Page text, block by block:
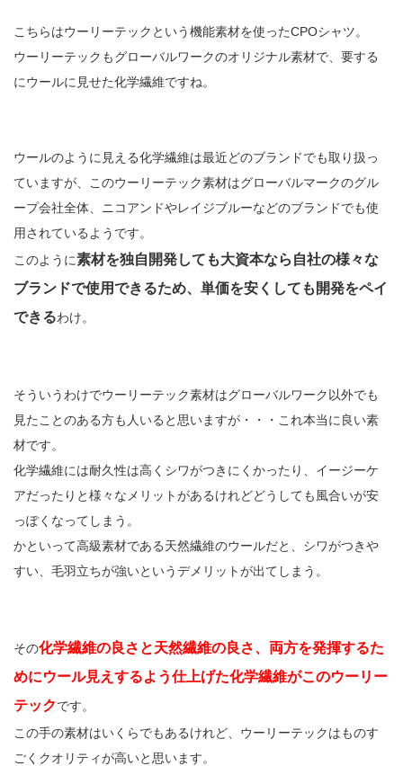
こちらはウーリーテックという機能素材を使ったCPOシャツ。
ウーリーテックもグローバルワークのオリジナル素材で、要する
にウールに見せた化学繊維ですね。
ウールのように見える化学繊維は最近どのブランドでも取り扱っ
ていますが、このウーリーテック素材はグローバルマークのグル
ープ会社全体、ニコアンドやレイジブルーなどのブランドでも使
用されているようです。
このように素材を独自開発しても大資本なら自社の様々な
ブランドで使用できるため、単価を安くしても開発をペイ
できるわけ。
そういうわけでウーリーテック素材はグローバルワーク以外でも
見たことのある方も人いると思いますが・・・これ本当に良い素
材です。
化学繊維には耐久性は高くシワがつきにくかったり、イージーケ
アだったりと様々なメリットがあるけれどどうしても風合いが安
っぽくなってしまう。
かといって高級素材である天然繊維のウールだと、シワがつきや
すい、毛羽立ちが強いというデメリットが出てしまう。
その化学繊維の良さと天然繊維の良さ、両方を発揮するた
めにウール見えするよう仕上げた化学繊維がこのウーリー
テックです。
この手の素材はいくらでもあるけれど、ウーリーテックはものす
ごくクオリティが高いと思います。